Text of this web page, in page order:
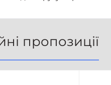
пропозиції